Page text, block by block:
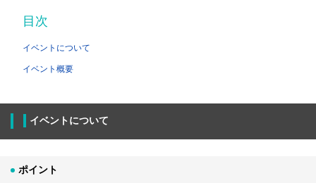
目次
イベントについて
イベント概要
イベントについて
ポイント